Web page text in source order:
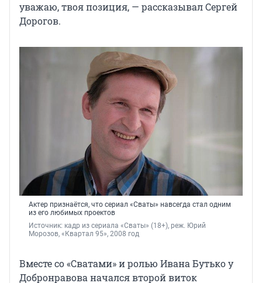
уважаю, твоя позиция, — рассказывал Сергей
Дорогов.
Актер признаётся, что сериал «Сваты» навсегда стал одним
из его любимых проектов
Источник: кадр из сериала «Сваты» (18+), реж. Юрий
Морозов, «Квартал 95», 2008 год
Вместе со «Сватами» и ролью Ивана Бутько у
Добронравова начался второй виток